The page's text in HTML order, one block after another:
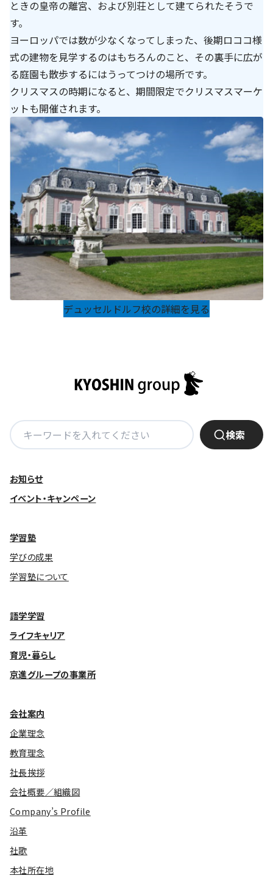
ときの皇帝の離宮、および別荘として建てられたそうで
す。
ヨーロッパでは数が少なくなってしまった、後期ロココ様
式の建物を見学するのはもちろんのこと、その裏手に広が
る庭園も散歩するにはうってつけの場所です。
クリスマスの時期になると、期間限定でクリスマスマーケ
ットも開催されます。
デュッセルドルフ校の詳細を見る
検
索:
検索
お知らせ
イベント・キャンペーン
学習塾
学びの成果
学習塾について
語学学習
ライフキャリア
育児・暮らし
京進グループの事業所
会社案内
企業理念
教育理念
社長挨拶
会社概要／組織図
Company’s Profile
沿革
社歌
本社所在地